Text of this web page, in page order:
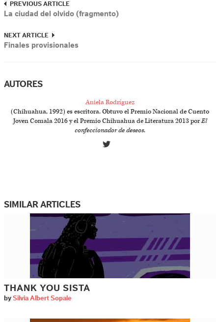
PREVIOUS ARTICLE
La ciudad del olvido (fragmento)
NEXT ARTICLE
Finales provisionales
AUTORES
Aniela Rodríguez
(Chihuahua, 1992) es escritora. Obtuvo el Premio Nacional de Cuento
Joven Comala 2016 y el Premio Chihuahua de Literatura 2013 porEl
confeccionador de deseos.
SIMILAR ARTICLES
THANK YOU SISTA
by Silvia Albert Sopale